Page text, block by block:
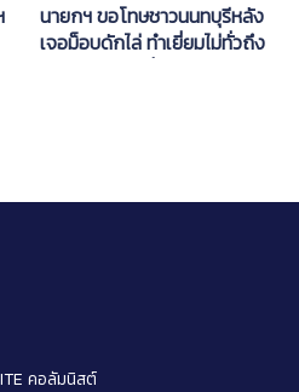
นายกฯ ขอโทษชาวนนทบุรีหลัง
เจอม็อบดักไล่ ทำเยี่ยมไม่ทั่วถึง
คอลัมนิสต์